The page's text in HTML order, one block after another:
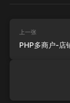
上一张
PHP多商户-店